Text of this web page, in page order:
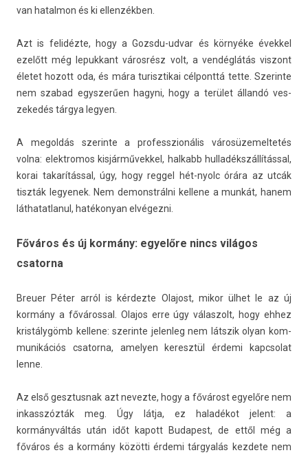
van hatal­mon és ki el­lenzékb­en.
Azt is felidézte, hogy a Gozsdu-udvar és környéke évek­kel
ezelőtt még lepuk­kant városrész volt, a vendéglátás vis­zont
életet hozott oda, és mára turisztikai cél­ponttá tette. Szerin­te
nem szabad egys­zerű­en hagyni, hogy a terület állandó ves­
zekedés tárgya legy­en.
A megol­dás szerin­te a pro­fesszionális városüzemel­tetés
volna: elektromos kis­járművek­kel, hal­kabb hul­ladékszál­lításs­al,
korai takarítással, úgy, hogy re­ggel hét-nyolc órára az utcák
tiszták legyenek. Nem de­monstrál­ni kel­lene a munkát, hanem
lát­hatat­lanul, hatékonyan elvégezni.
Főváros és új kormány: egyelőre nincs világos
csatorna
Breu­er Péter arról is kér­dezte Olajost, mikor ülhet le az új
kormány a főváross­al. Olajos erre úgy válas­zolt, hogy ehhez
kristálygömb kel­lene: szerin­te jelen­leg nem látszik olyan kom­
munikációs csator­na, amely­en keresztül érdemi kapcsolat
lenne.
Az első gesztus­nak azt nevez­te, hogy a fővárost egyelőre nem
in­kasszóz­ták meg. Úgy látja, ez haladékot jelent: a
kormányváltás után időt kapott Budapest, de ettől még a
főváros és a kormány közötti érdemi tárgyalás kez­dete nem